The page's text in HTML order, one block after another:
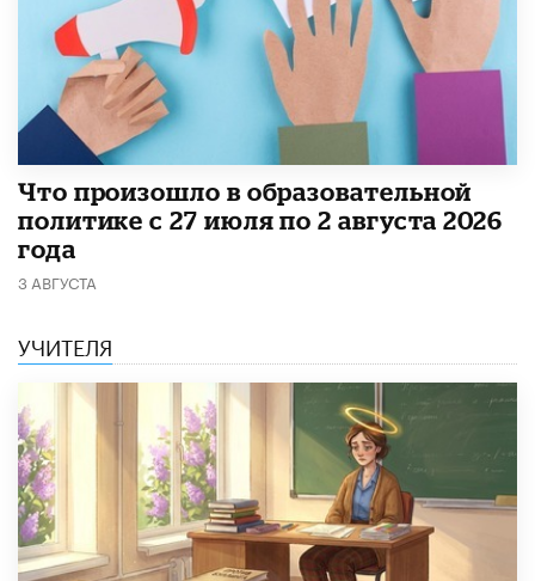
​Что произошло в образовательной
политике с 27 июля по 2 августа 2026
года
3 АВГУСТА
УЧИТЕЛЯ